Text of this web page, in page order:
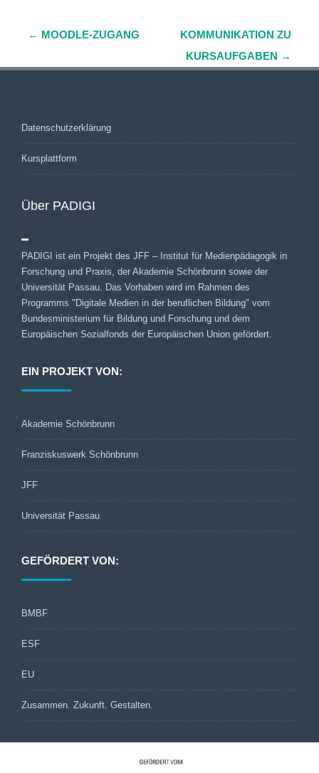
(Beiträge)
← MOODLE-ZUGANG
KOMMUNIKATION ZU
KURSAUFGABEN →
Datenschutzerklärung
Kursplattform
Über PADIGI
PADIGI ist ein Projekt des JFF – Institut für Medienpädagogik in
Forschung und Praxis, der Akademie Schönbrunn sowie der
Universität Passau. Das Vorhaben wird im Rahmen des
Programms "Digitale Medien in der beruflichen Bildung" vom
Bundesministerium für Bildung und Forschung und dem
Europäischen Sozialfonds der Europäischen Union gefördert.
EIN PROJEKT VON:
Akademie Schönbrunn
Franziskuswerk Schönbrunn
JFF
Universität Passau
GEFÖRDERT VON:
BMBF
ESF
EU
Zusammen. Zukunft. Gestalten.